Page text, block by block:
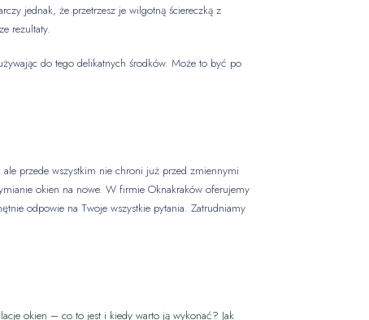
jednak, że przetrzesz je wilgotną ściereczką z
rezultaty.
do tego delikatnych środków. Może to być po
przede wszystkim nie chroni już przed zmiennymi
okien na nowe. W firmie Oknakraków oferujemy
odpowie na Twoje wszystkie pytania. Zatrudniamy
okien – co to jest i kiedy warto ją wykonać? Jak